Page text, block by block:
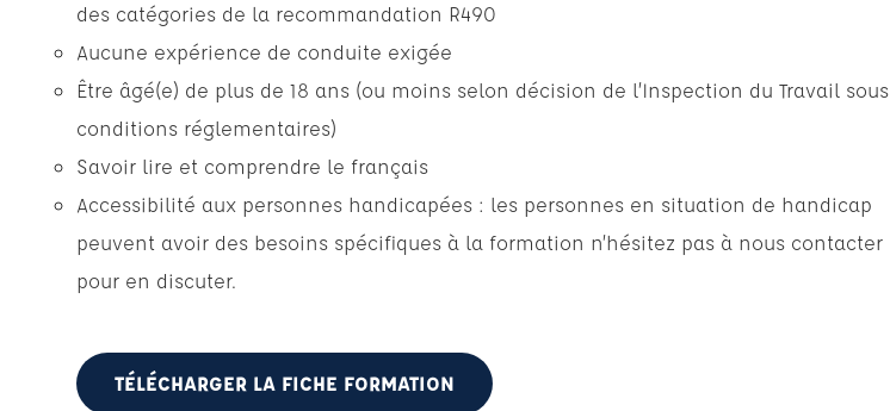
des catégories de la recommandation R490
Aucune expérience de conduite exigée
Être âgé(e) de plus de 18 ans (ou moins selon décision de l’Inspection du Travail sous
conditions réglementaires)
Savoir lire et comprendre le français
Accessibilité aux personnes handicapées : les personnes en situation de handicap
peuvent avoir des besoins spécifiques à la formation n’hésitez pas à nous contacter
pour en discuter.
TÉLÉCHARGER LA FICHE FORMATION